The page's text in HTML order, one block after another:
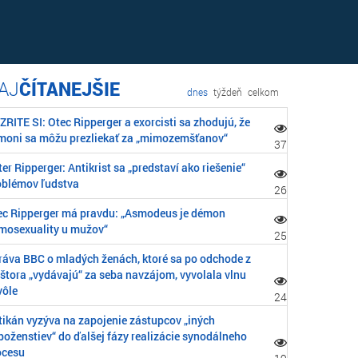
ČÍTANEJŠIE dnes týždeň celkom
SI: Otec Ripperger a exorcisti sa zhodujú, že
sa môžu prezliekať za „mimozemšťanov“
37
Ripperger: Antikrist sa „predstaví ako riešenie“
ľudstva
26
Ripperger má pravdu: „Asmodeus je démon
u mužov“
25
BBC o mladých ženách, ktoré sa po odchode z
„vydávajú“ za seba navzájom, vyvolala vlnu
24
vyzýva na zapojenie zástupcov „iných
do ďalšej fázy realizácie synodálneho